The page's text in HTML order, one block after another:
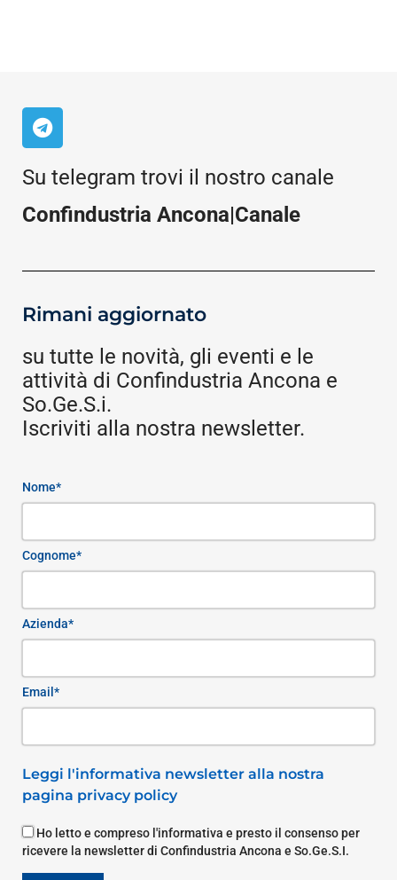
Su telegram trovi il nostro canale
Confindustria Ancona|Canale
Rimani aggiornato
su tutte le novità, gli eventi e le
attività di Confindustria Ancona e
So.Ge.S.i.
Iscriviti alla nostra newsletter.
Nome*
Cognome*
Azienda*
Email*
Leggi l'informativa newsletter alla nostra
pagina privacy policy
Ho letto e compreso l'informativa e presto il consenso per
ricevere la newsletter di Confindustria Ancona e So.Ge.S.I.